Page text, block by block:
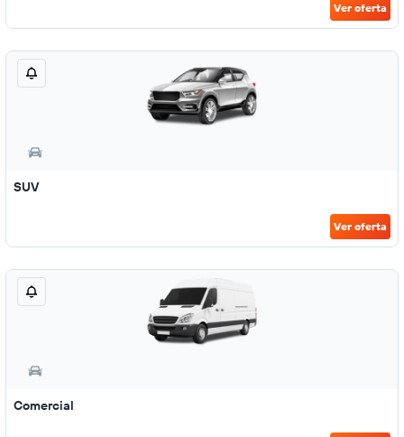
Ver oferta
SUV
Ver oferta
Comercial